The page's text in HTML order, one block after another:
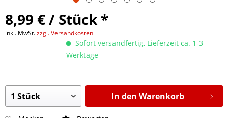
8,99 € / Stück *
inkl. MwSt.zzgl. Versandkosten
Sofort versandfertig, Lieferzeit ca. 1-3
Werktage
In den Warenkorb